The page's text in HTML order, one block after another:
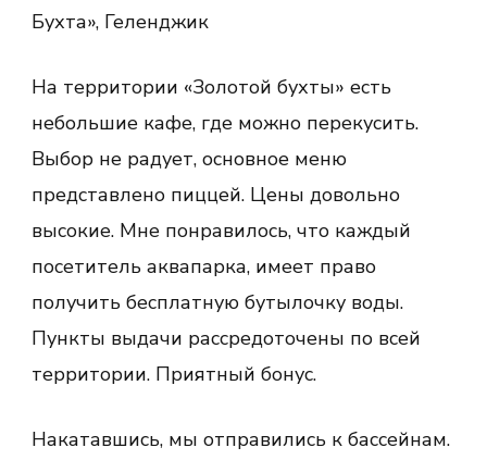
Бухта», Геленджик
На территории «Золотой бухты» есть
небольшие кафе, где можно перекусить.
Выбор не радует, основное меню
представлено пиццей. Цены довольно
высокие. Мне понравилось, что каждый
посетитель аквапарка, имеет право
получить бесплатную бутылочку воды.
Пункты выдачи рассредоточены по всей
территории. Приятный бонус.
Накатавшись, мы отправились к бассейнам.